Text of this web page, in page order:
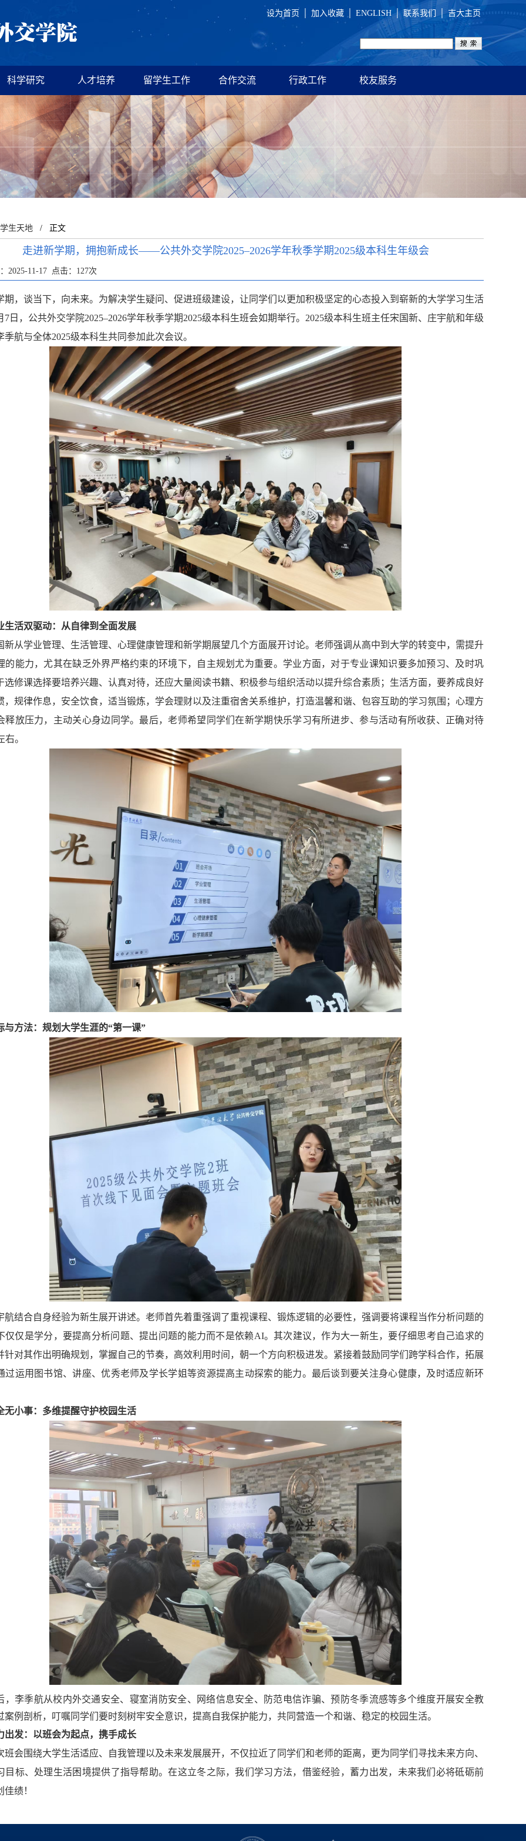
设为首页 加入收藏 ENGLISH │ 联系我们 │ 吉大主页
科学研究 人才培养 留学生工作 合作交流 行政工作 校友服务
学生天地 / 正文
走进新学期，拥抱新成长——公共外交学院2025–2026学年秋季学期2025级本科生年级会
2025-11-17 点击： 127次
期，谈当下，向未来。为解决学生疑问、促进班级建设，让同学们以更加积极坚定的心态投入到崭新的大学学习生活
7日，公共外交学院2025–2026学年秋季学期2025级本科生班会如期举行。2025级本科生班主任宋国新、庄宇航和年级
季航与全体2025级本科生共同参加此次会议。
生活双驱动：从自律到全面发展
新从学业管理、生活管理、心理健康管理和新学期展望几个方面展开讨论。老师强调从高中到大学的转变中，需提升
的能力，尤其在缺乏外界严格约束的环境下，自主规划尤为重要。学业方面，对于专业课知识要多加预习、及时巩
选修课选择要培养兴趣、认真对待，还应大量阅读书籍、积极参与组织活动以提升综合素质；生活方面，要养成良好
，规律作息，安全饮食，适当锻炼，学会理财以及注重宿舍关系维护，打造温馨和谐、包容互助的学习氛围；心理方
释放压力，主动关心身边同学。最后，老师希望同学们在新学期快乐学习有所进步、参与活动有所收获、正确对待
。
与方法：规划大学生涯的“第一课”
航结合自身经验为新生展开讲述。老师首先着重强调了重视课程、锻炼逻辑的必要性，强调要将课程当作分析问题的
仅仅是学分，要提高分析问题、提出问题的能力而不是依赖AI。其次建议，作为大一新生，要仔细思考自己追求的
针对其作出明确规划，掌握自己的节奏，高效利用时间，朝一个方向积极进发。紧接着鼓励同学们跨学科合作，拓展
过运用图书馆、讲座、优秀老师及学长学姐等资源提高主动探索的能力。最后谈到要关注身心健康，及时适应新环
无小事：多维提醒守护校园生活
，李季航从校内外交通安全、寝室消防安全、网络信息安全、防范电信诈骗、预防冬季流感等多个维度开展安全教
案例剖析，叮嘱同学们要时刻树牢安全意识，提高自我保护能力，共同营造一个和谐、稳定的校园生活。
出发：以班会为起点，携手成长
班会围绕大学生活适应、自我管理以及未来发展展开，不仅拉近了同学们和老师的距离，更为同学们寻找未来方向、
目标、处理生活困境提供了指导帮助。在这立冬之际，我们学习方法，借鉴经验，蓄力出发，未来我们必将砥砺前
绩！